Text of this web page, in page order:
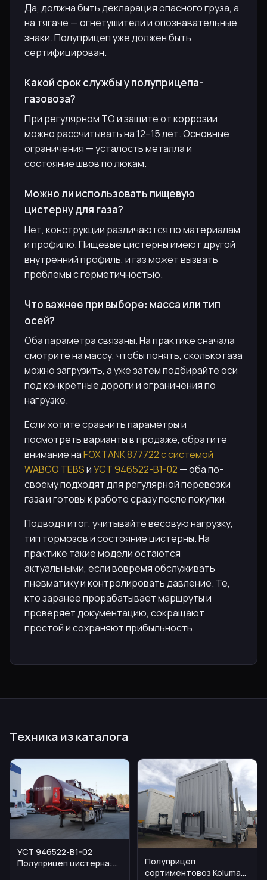
Да, должна быть декларация опасного груза, а
на тягаче — огнетушители и опознавательные
знаки. Полуприцеп уже должен быть
сертифицирован.
Какой срок службы у полуприцепа-
газовоза?
При регулярном ТО и защите от коррозии
можно рассчитывать на 12–15 лет. Основные
ограничения — усталость металла и
состояние швов по люкам.
Можно ли использовать пищевую
цистерну для газа?
Нет, конструкции различаются по материалам
и профилю. Пищевые цистерны имеют другой
внутренний профиль, и газ может вызвать
проблемы с герметичностью.
Что важнее при выборе: масса или тип
осей?
Оба параметра связаны. На практике сначала
смотрите на массу, чтобы понять, сколько газа
можно загрузить, а уже затем подбирайте оси
под конкретные дороги и ограничения по
нагрузке.
Если хотите сравнить параметры и
посмотреть варианты в продаже, обратите
внимание наFOXTANK 877722 с системой
WABCO TEBSиУСТ 946522-B1-02 — оба по-
своему подходят для регулярной перевозки
газа и готовы к работе сразу после покупки.
Подводя итог, учитывайте весовую нагрузку,
тип тормозов и состояние цистерны. На
практике такие модели остаются
актуальными, если вовремя обслуживать
пневматику и контролировать давление. Те,
кто заранее прорабатывает маршруты и
проверяет документацию, сокращают
простой и сохраняют прибыльность.
Техника из каталога
УСТ 946522-B1-02
Полуприцеп цистерна:
Полуприцеп
сортиментовоз Koluman